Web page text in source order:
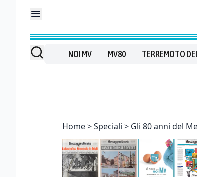
NOI MV MV80 TERREMOTO
Home Speciali Gli 80 anni del